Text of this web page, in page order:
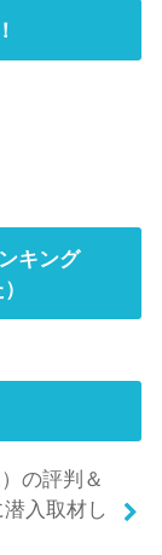
キング
の評判＆
入取材し